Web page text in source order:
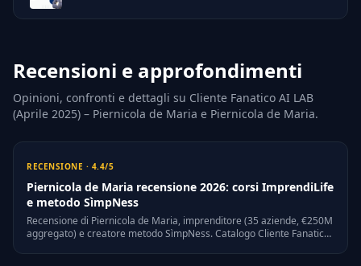
Recensioni e approfondimenti
Opinioni, confronti e dettagli su Cliente Fanatico AI LAB
(Aprile 2025) – Piernicola de Maria e Piernicola de Maria.
RECENSIONE · 4.4/5
Piernicola de Maria recensione 2026: corsi ImprendiLife
e metodo SìmpNess
Recensione di Piernicola de Maria, imprenditore (35 aziende, €250M
aggregato) e creatore metodo SìmpNess. Catalogo Cliente Fanatico,